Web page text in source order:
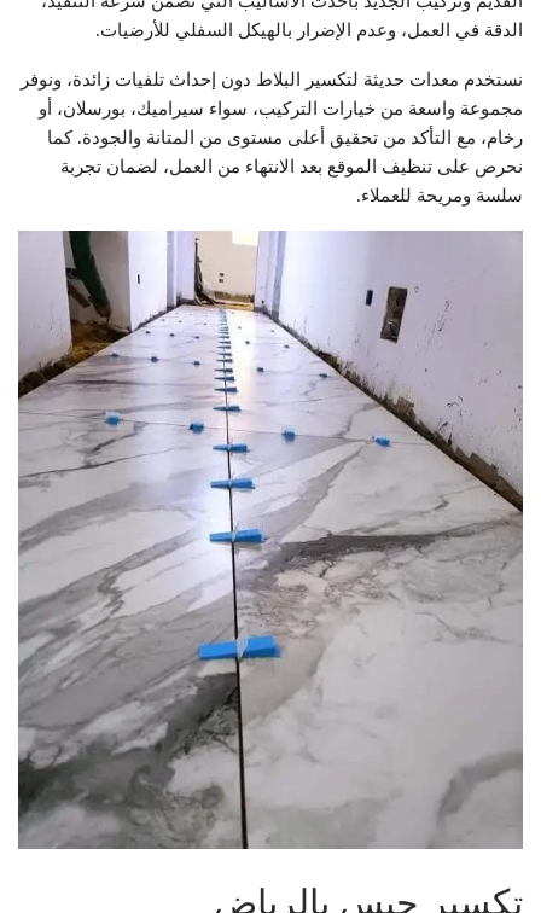
الدقة في العمل، وعدم الإضرار بالهيكل السفلي للأرضيات.
نستخدم معدات حديثة لتكسير البلاط دون إحداث تلفيات زائدة، ونوفر
مجموعة واسعة من خيارات التركيب، سواء سيراميك، بورسلان، أو
رخام، مع التأكد من تحقيق أعلى مستوى من المتانة والجودة. كما
نحرص على تنظيف الموقع بعد الانتهاء من العمل، لضمان تجربة
سلسة ومريحة للعملاء.
تكسير جبس بالرياض